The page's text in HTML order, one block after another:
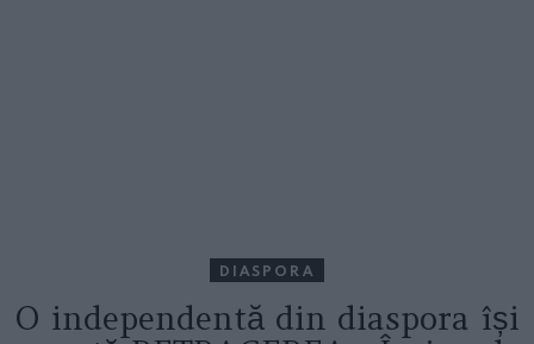
DIASPORA
O independentă din diaspora își